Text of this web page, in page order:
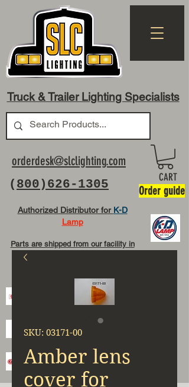
Truck & Trailer Lighting Specialists
( 800)626-1305
orderdesk@slclighting.com
Authorized Distributor for K-D
Lamp
Parts are shipped from our facility in
CART
Order guide
SKU: 03171-00
Amber lens
cover for